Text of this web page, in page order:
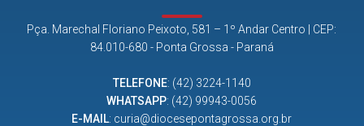
Pça. Marechal Floriano Peixoto, 581 – 1º Andar Centro | CEP:
84.010-680 - Ponta Grossa - Paraná
TELEFONE: (42) 3224-1140
WHATSAPP: (42) 99943-0056
E-MAIL: curia@diocesepontagrossa.org.br